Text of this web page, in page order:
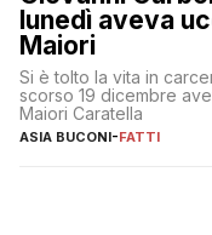
lunedì aveva
Maiori
Si è tolto la vita in
scorso 19 dicembre
Maiori Caratella
ASIA BUCONI-FATTI